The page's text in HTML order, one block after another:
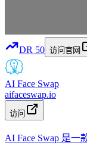
DR 50 访问官网
AI Face Swap
aifaceswap.io
访问
AI Face Swap 是